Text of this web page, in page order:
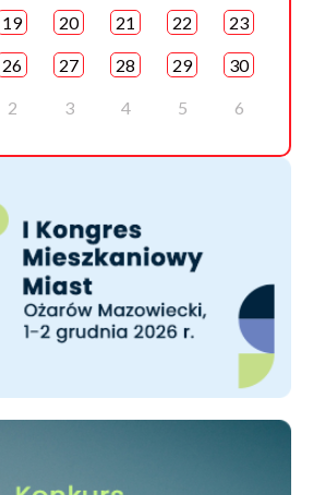
19 20 21 22 23
26 27 28 29 30
2 3 4 5 6